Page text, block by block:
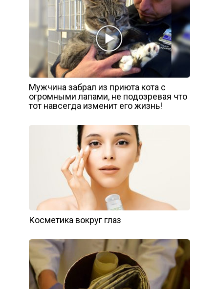
Мужчина забрал из приюта кота с
огромными лапами, не подозревая что
тот навсегда изменит его жизнь!
Косметика вокруг глаз